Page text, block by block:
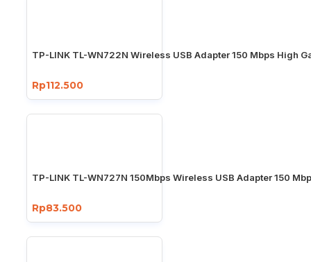
TP-LINK TL-WN722N Wireless USB Adapter 150 Mbps High
Rp112.500
TP-LINK TL-WN727N 150Mbps Wireless USB Adapter 150
Rp83.500